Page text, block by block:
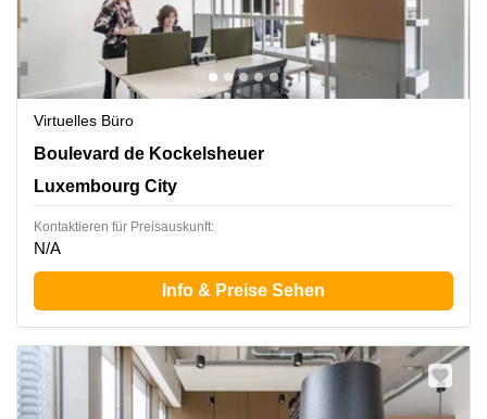
Virtuelles Büro
18 Boulevard de Kockelsheuer, Luxembourg City
Boulevard de Kockelsheuer
Luxembourg City
Kontaktieren für Preisauskunft:
N/A
Info & Preise Sehen